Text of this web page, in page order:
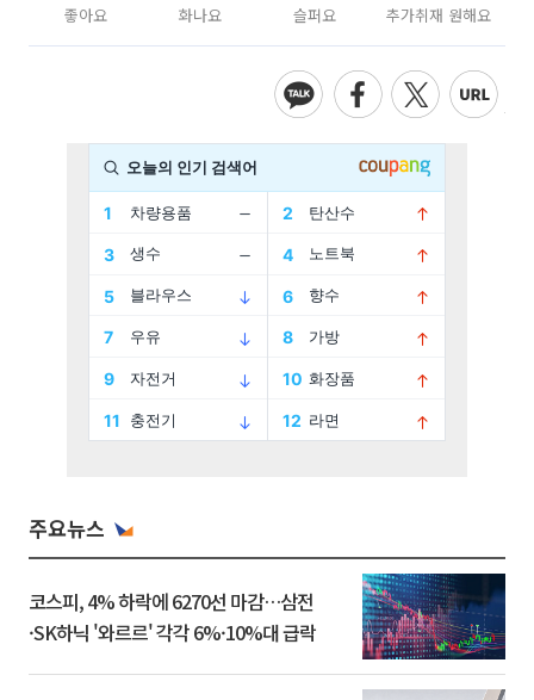
좋아요 화나요 슬퍼요 추가취재 원해요
주요뉴스
코스피, 4% 하락에 6270선 마감…삼전
·SK하닉 '와르르' 각각 6%·10%대 급락